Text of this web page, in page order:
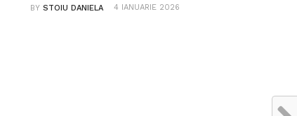
BYSTOIU DANIELA 4 IANUARIE 2026